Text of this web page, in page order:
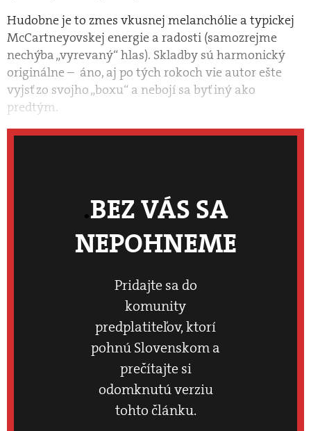
Hudobne je to zmes vkusnej melanchólie a typickej
McCartneyovskej energie a radosti (samozrejme
nechýba „vyrevaný“ hlas). Skladby sú harmonický
originálne – áno, aj po tých rokoch vie autor ešte
vyjsť zo svojho „boxu“ a nebojí sa byť iný ako
predtým.
BEZ VÁS SA
NEPOHNEME
Pridajte sa do
komunity
predplatiteľov, ktorí
pohnú Slovenskom a
prečítajte si
odomknutú verziu
tohto článku.